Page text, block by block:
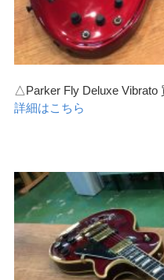
△Parker Fly Deluxe Vibrato
詳細はこちら